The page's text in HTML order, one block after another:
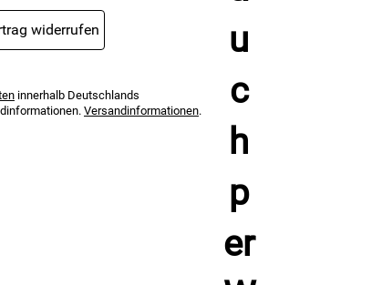
widerrufen
innerhalb Deutschlands
Versandinformationen.